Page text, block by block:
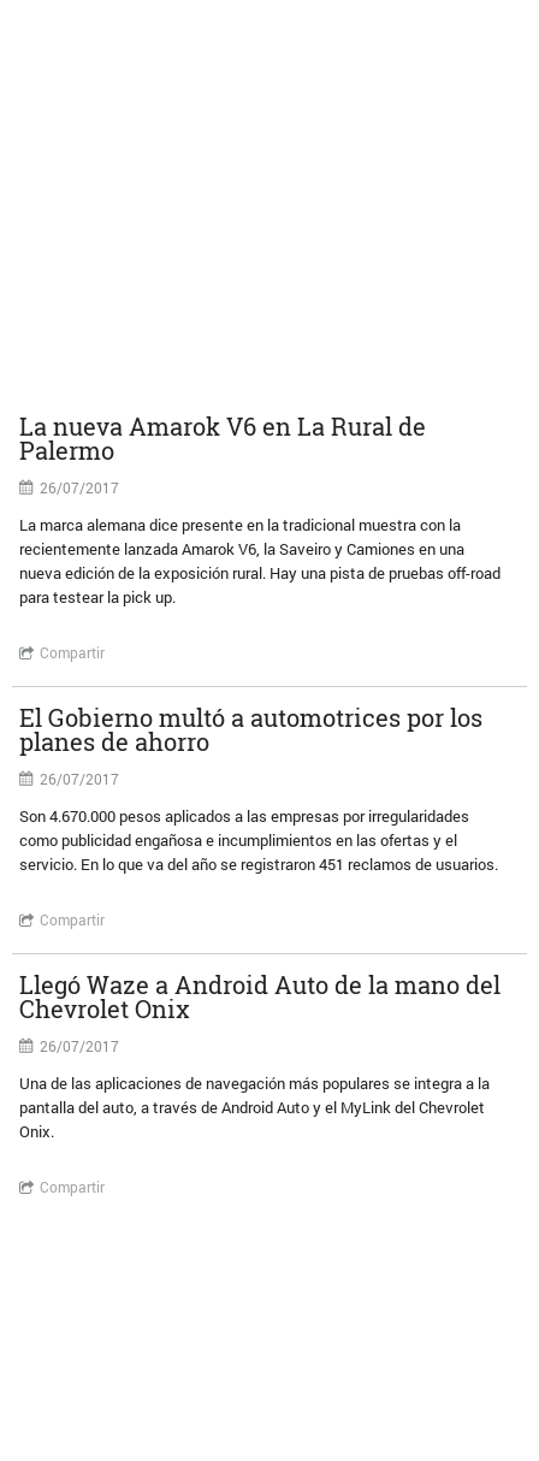
La nueva Amarok V6 en La Rural de
Palermo
26/07/2017
La marca alemana dice presente en la tradicional muestra con la
recientemente lanzada Amarok V6, la Saveiro y Camiones en una
nueva edición de la exposición rural. Hay una pista de pruebas off-road
para testear la pick up.
Compartir
El Gobierno multó a automotrices por los
planes de ahorro
26/07/2017
Son 4.670.000 pesos aplicados a las empresas por irregularidades
como publicidad engañosa e incumplimientos en las ofertas y el
servicio. En lo que va del año se registraron 451 reclamos de usuarios.
Compartir
Llegó Waze a Android Auto de la mano del
Chevrolet Onix
26/07/2017
Una de las aplicaciones de navegación más populares se integra a la
pantalla del auto, a través de Android Auto y el MyLink del Chevrolet
Onix.
Compartir